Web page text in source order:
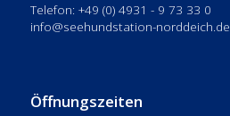
Telefon: +49 (0) 4931 - 9 73 33 0
info@seehundstation-norddeich.de
Öffnungszeiten